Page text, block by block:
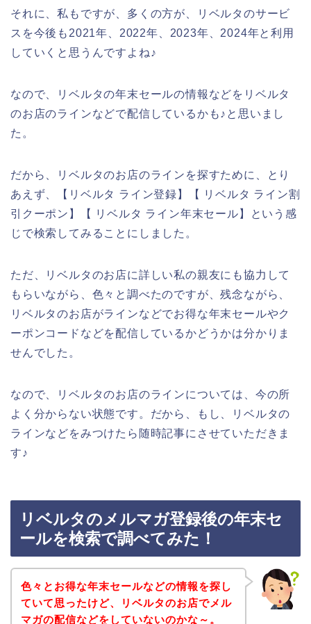
それに、私もですが、多くの方が、リベルタのサービ
スを今後も2021年、2022年、2023年、2024年と利用
していくと思うんですよね♪
なので、リベルタの年末セールの情報などをリベルタ
のお店のラインなどで配信しているかも♪と思いまし
た。
だから、リベルタのお店のラインを探すために、とり
あえず、【リベルタ ライン登録】【 リベルタ ライン割
引クーポン】【 リベルタ ライン年末セール】という感
じで検索してみることにしました。
ただ、リベルタのお店に詳しい私の親友にも協力して
もらいながら、色々と調べたのですが、残念ながら、
リベルタのお店がラインなどでお得な年末セールやク
ーポンコードなどを配信しているかどうかは分かりま
せんでした。
なので、リベルタのお店のラインについては、今の所
よく分からない状態です。だから、もし、リベルタの
ラインなどをみつけたら随時記事にさせていただきま
す♪
リベルタのメルマガ登録後の年末セ
ールを検索で調べてみた！
色々とお得な年末セールなどの情報を探し
ていて思ったけど、リベルタのお店でメル
マガの配信などをしていないのかな～。